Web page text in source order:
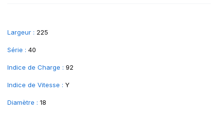
Largeur : 225
Série : 40
Indice de Charge : 92
Indice de Vitesse : Y
Diamètre : 18